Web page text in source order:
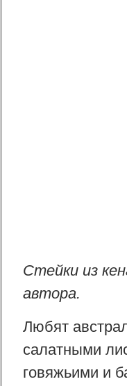
Стейки из
автора.
Любят
салатными
говяжьими и